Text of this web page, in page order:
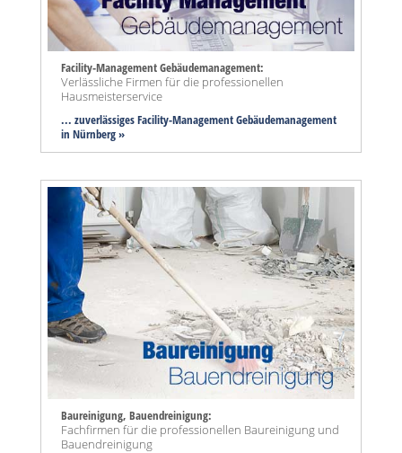
Facility-Management Gebäudemanagement:
Verlässliche Firmen für die professionellen
Hausmeisterservice
... zuverlässiges Facility-Management Gebäudemanagement
in Nürnberg »
Baureinigung, Bauendreinigung:
Fachfirmen für die professionellen Baureinigung und
Bauendreinigung